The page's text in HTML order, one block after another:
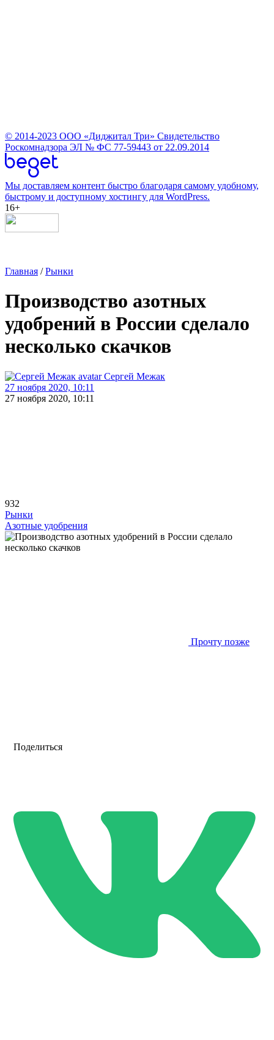
© 2014-2023 ООО «Диджитал Три» Свидетельство
Роскомнадзора ЭЛ № ФС 77-59443 от 22.09.2014
Мы доставляем контент быстро благодаря самому удобному,
быстрому и доступному хостингу для WordPress.
16+
Главная /Рынки
Производство азотных
удобрений в России сделало
несколько скачков
Сергей Межак
27 ноября 2020, 10:11
27 ноября 2020, 10:11
932
Рынки
Азотные удобрения
Прочту позже
Поделиться